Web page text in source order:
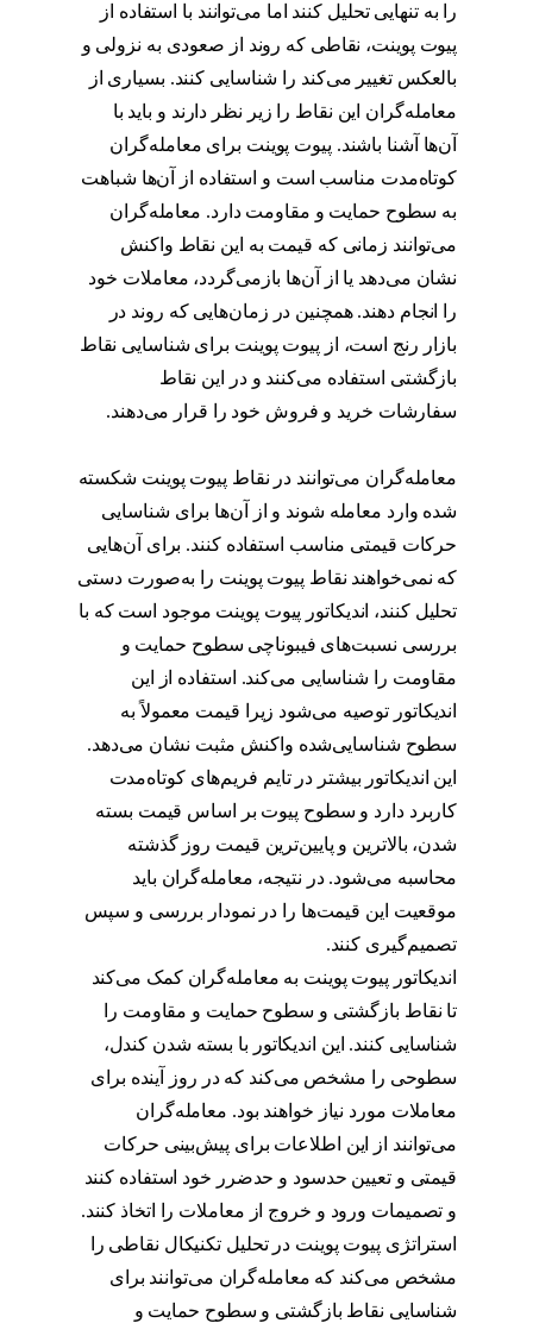
را به تنهایی تحلیل کنند اما می‌توانند با استفاده از
پیوت پوینت، نقاطی که روند از صعودی به نزولی و
بالعکس تغییر می‌کند را شناسایی کنند. بسیاری از
معامله‌گران این نقاط را زیر نظر دارند و باید با
آن‌ها آشنا باشند. پیوت پوینت برای معامله‌گران
کوتاه‌مدت مناسب است و استفاده از آن‌ها شباهت
به سطوح حمایت و مقاومت دارد. معامله‌گران
می‌توانند زمانی که قیمت به این نقاط واکنش
نشان می‌دهد یا از آن‌ها بازمی‌گردد، معاملات خود
را انجام دهند. همچنین در زمان‌هایی که روند در
بازار رنج است، از پیوت پوینت برای شناسایی نقاط
بازگشتی استفاده می‌کنند و در این نقاط
سفارشات خرید و فروش خود را قرار می‌دهند.
معامله‌گران می‌توانند در نقاط پیوت پوینت شکسته
شده وارد معامله شوند و از آن‌ها برای شناسایی
حرکات قیمتی مناسب استفاده کنند. برای آن‌هایی
که نمی‌خواهند نقاط پیوت پوینت را به‌صورت دستی
تحلیل کنند، اندیکاتور پیوت پوینت موجود است که با
بررسی نسبت‌های فیبوناچی سطوح حمایت و
مقاومت را شناسایی می‌کند. استفاده از این
اندیکاتور توصیه می‌شود زیرا قیمت معمولاً به
سطوح شناسایی‌شده واکنش مثبت نشان می‌دهد.
این اندیکاتور بیشتر در تایم فریم‌های کوتاه‌مدت
کاربرد دارد و سطوح پیوت بر اساس قیمت بسته
شدن، بالاترین و پایین‌ترین قیمت روز گذشته
محاسبه می‌شود. در نتیجه، معامله‌گران باید
موقعیت این قیمت‌ها را در نمودار بررسی و سپس
تصمیم‌گیری کنند.
اندیکاتور پیوت پوینت به معامله‌گران کمک می‌کند
تا نقاط بازگشتی و سطوح حمایت و مقاومت را
شناسایی کنند. این اندیکاتور با بسته شدن کندل،
سطوحی را مشخص می‌کند که در روز آینده برای
معاملات مورد نیاز خواهند بود. معامله‌گران
می‌توانند از این اطلاعات برای پیش‌بینی حرکات
قیمتی و تعیین حدسود و حدضرر خود استفاده کنند
و تصمیمات ورود و خروج از معاملات را اتخاذ کنند.
استراتژی پیوت پوینت در تحلیل تکنیکال نقاطی را
مشخص می‌کند که معامله‌گران می‌توانند برای
شناسایی نقاط بازگشتی و سطوح حمایت و